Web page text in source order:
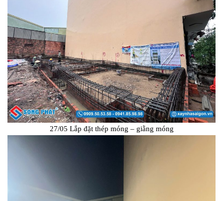
27/05 Lắp đặt thép móng – giằng móng